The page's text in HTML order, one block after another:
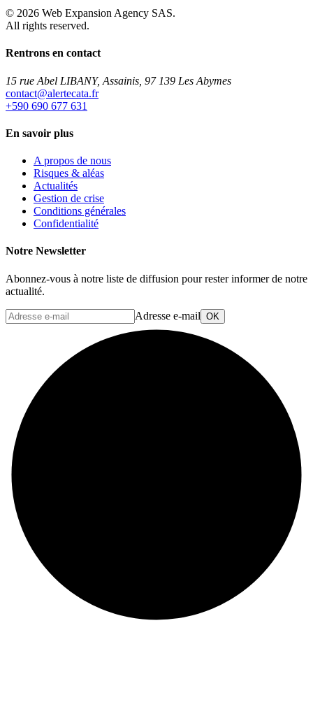
© 2026 Web Expansion Agency SAS.
All rights reserved.
Rentrons en contact
15 rue Abel LIBANY, Assainis, 97 139 Les Abymes
rf.atacetrela@tcatnoc
+590 690 677 631
En savoir plus
A propos de nous
Risques & aléas
Actualités
Gestion de crise
Conditions générales
Confidentialité
Notre Newsletter
Abonnez-vous à notre liste de diffusion pour rester informer de notre
actualité.
Adresse e-mail